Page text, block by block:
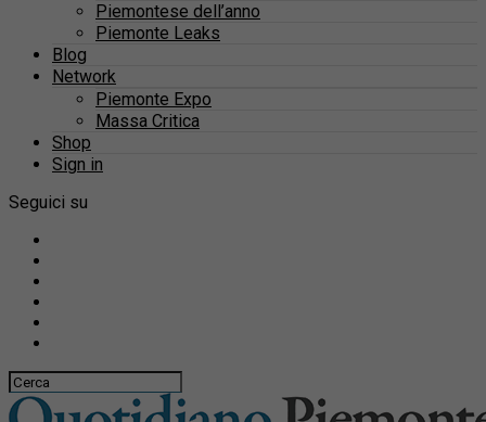
Piemontese dell’anno
Piemonte Leaks
Blog
Network
Piemonte Expo
Massa Critica
Shop
Sign in
Seguici su